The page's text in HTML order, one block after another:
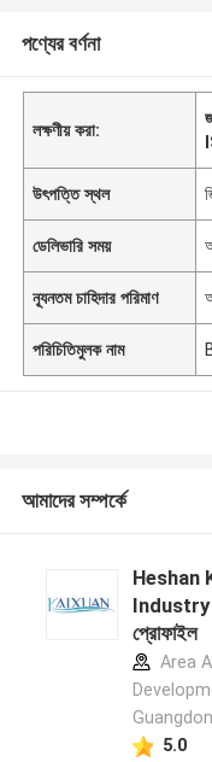
পণ্যের বর্ণনা
লক্ষণীয় করা:
উৎপত্তি স্থল
ডেলিভারি সময়
ন্যূনতম চাহিদার পরিমাণ
পরিচিতিমুলক নাম
আমাদের সম্পর্কে
Heshan
Industry
প্রোফাইল
Area
5.0